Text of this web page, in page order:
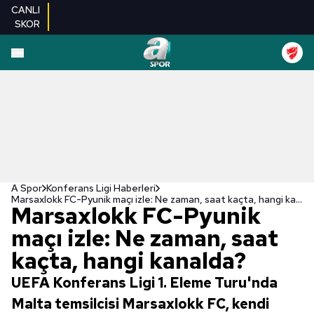
CANLI
SKOR
A Spor Konferans Ligi Haberleri
Marsaxlokk FC-Pyunik maçı izle: Ne zaman, saat kaçta, hangi kanalda?
Marsaxlokk FC-Pyunik
maçı izle: Ne zaman, saat
kaçta, hangi kanalda?
UEFA Konferans Ligi 1. Eleme Turu'nda
Malta temsilcisi Marsaxlokk FC, kendi